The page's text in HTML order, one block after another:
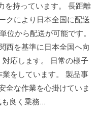
を持っています。 長距離
クにより日本全国に配送
位から配送が可能です。
西を基準に日本全国へ向
応します。 日常の様子
をしています。 製品事
全な作業を心掛けていま
良く乗務...